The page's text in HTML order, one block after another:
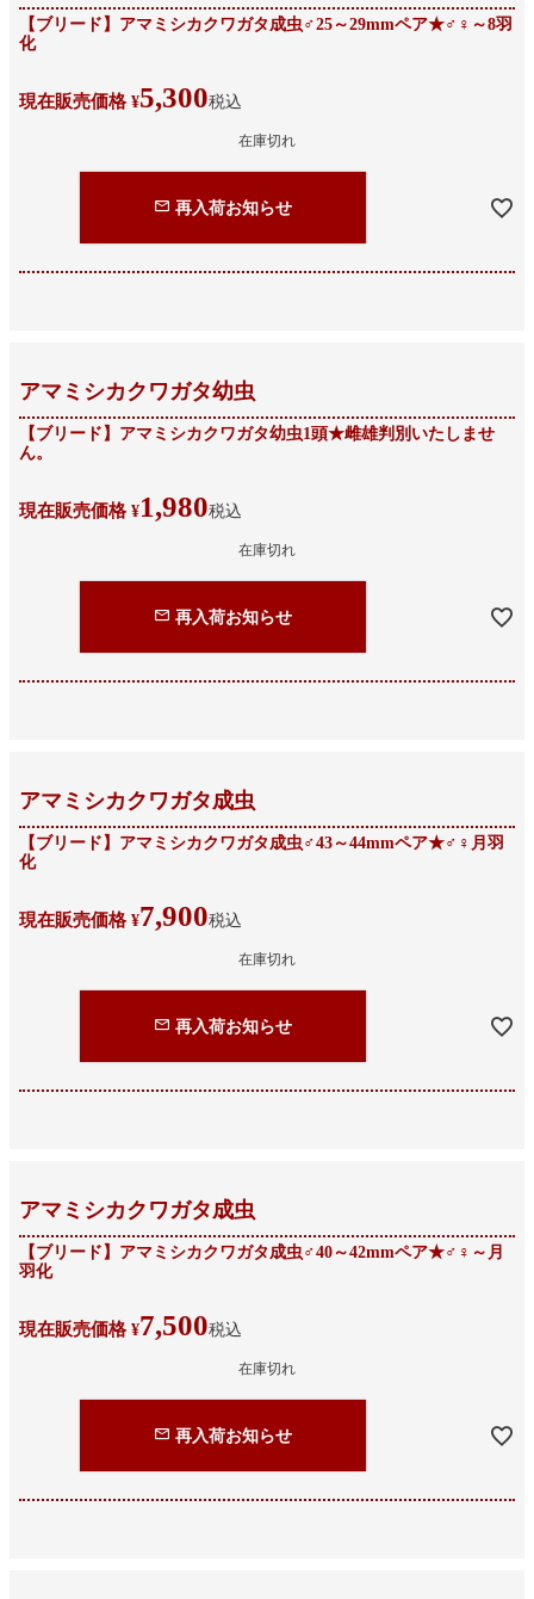
【ブリード】アマミシカクワガタ成虫♂25～29mmペア★♂♀～8羽
化
現在販売価格 ¥5,300税込
在庫切れ
再入荷お知らせ
アマミシカクワガタ幼虫
【ブリード】アマミシカクワガタ幼虫1頭★雌雄判別いたしませ
ん。
現在販売価格 ¥1,980税込
在庫切れ
再入荷お知らせ
アマミシカクワガタ成虫
【ブリード】アマミシカクワガタ成虫♂43～44mmペア★♂♀月羽
化
現在販売価格 ¥7,900税込
在庫切れ
再入荷お知らせ
アマミシカクワガタ成虫
【ブリード】アマミシカクワガタ成虫♂40～42mmペア★♂♀～月
羽化
現在販売価格 ¥7,500税込
在庫切れ
再入荷お知らせ